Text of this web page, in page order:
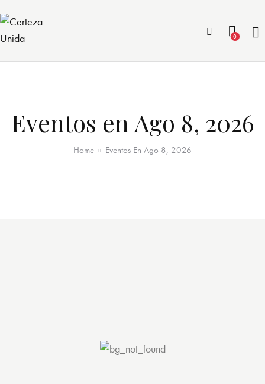
0
Eventos en Ago 8, 2026
Home Eventos En Ago 8, 2026